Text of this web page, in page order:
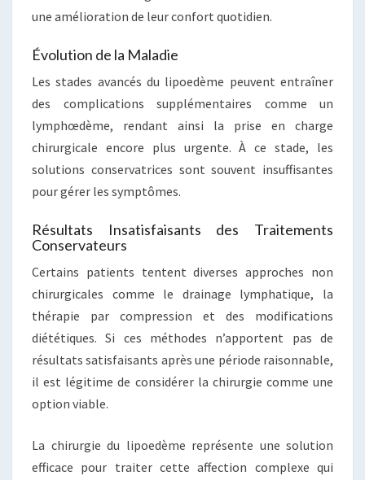
une amélioration de leur confort quotidien.
Évolution de la Maladie
Les stades avancés du lipoedème peuvent entraîner
des complications supplémentaires comme un
lymphœdème, rendant ainsi la prise en charge
chirurgicale encore plus urgente. À ce stade, les
solutions conservatrices sont souvent insuffisantes
pour gérer les symptômes.
Résultats Insatisfaisants des Traitements
Conservateurs
Certains patients tentent diverses approches non
chirurgicales comme le drainage lymphatique, la
thérapie par compression et des modifications
diététiques. Si ces méthodes n’apportent pas de
résultats satisfaisants après une période raisonnable,
il est légitime de considérer la chirurgie comme une
option viable.
La chirurgie du lipoedème représente une solution
efficace pour traiter cette affection complexe qui